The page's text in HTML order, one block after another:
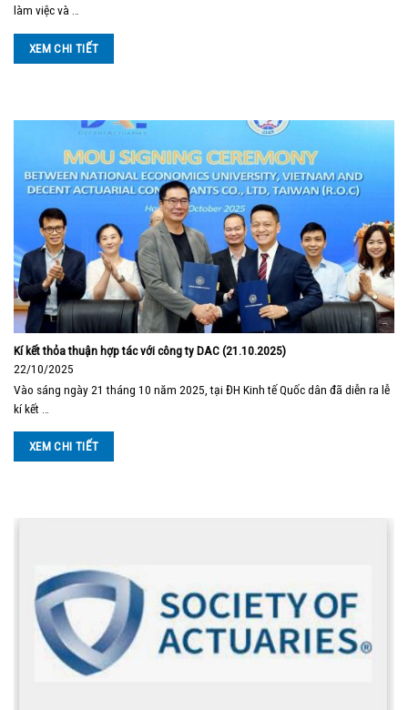
làm việc và …
XEM CHI TIẾT
Kí kết thỏa thuận hợp tác với công ty DAC (21.10.2025)
22/10/2025
Vào sáng ngày 21 tháng 10 năm 2025, tại ĐH Kinh tế Quốc dân đã diễn ra lễ
kí kết …
XEM CHI TIẾT